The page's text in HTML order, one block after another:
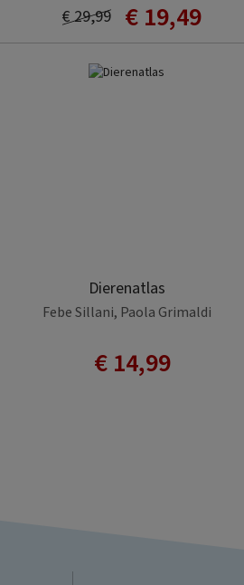
€ 19,49
€ 29,99
Dierenatlas
Febe Sillani, Paola Grimaldi
€ 14,99